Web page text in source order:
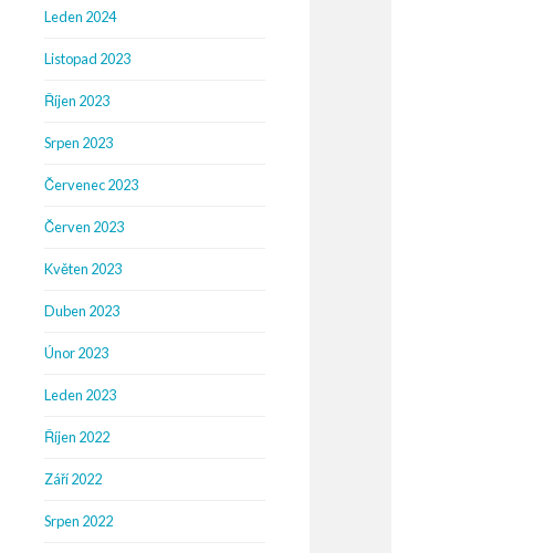
Leden 2024
Listopad 2023
Říjen 2023
Srpen 2023
Červenec 2023
Červen 2023
Květen 2023
Duben 2023
Únor 2023
Leden 2023
Říjen 2022
Září 2022
Srpen 2022